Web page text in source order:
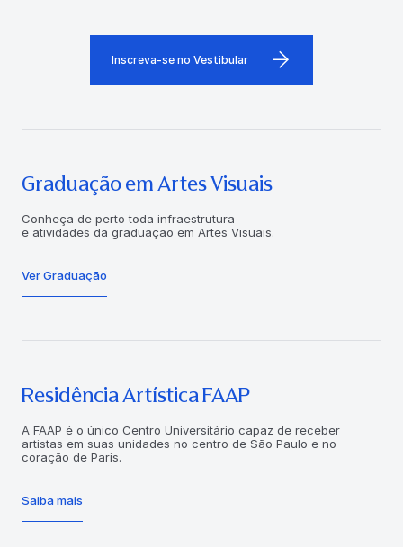
Inscreva-se no Vestibular
Graduação em Artes Visuais
Conheça de perto toda infraestrutura
e atividades da graduação em Artes Visuais.
Ver Graduação
Residência Artística FAAP
A FAAP é o único Centro Universitário capaz de receber
artistas em suas unidades no centro de São Paulo e no
coração de Paris.
Saiba mais